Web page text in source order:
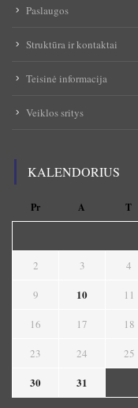
Paslaugos
Struktūra ir kontaktai
Teisinė informacija
Veiklos sritys
KALENDORIUS
Pr A T
2 3 4
9 10 11
16 17 18
23 24 25
30 31